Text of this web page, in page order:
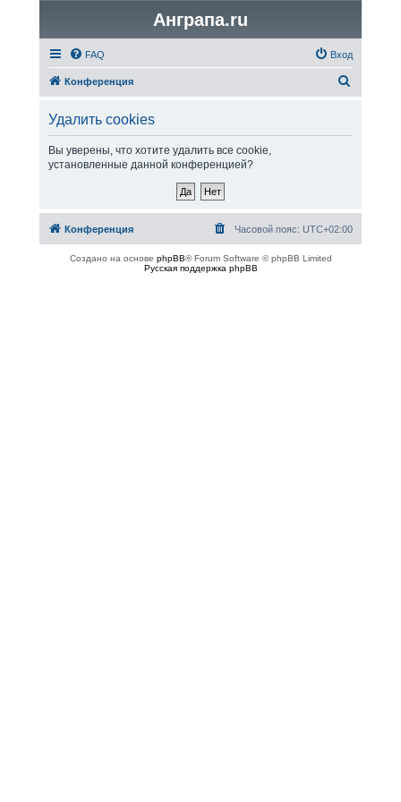
Анграпа.ru
FAQ Вход
Конференция
Удалить cookies
Вы уверены, что хотите удалить все cookie,
установленные данной конференцией?
Конференция Часовой пояс: UTC+02:00
Создано на основе phpBB® Forum Software © phpBB Limited
Русская поддержка phpBB